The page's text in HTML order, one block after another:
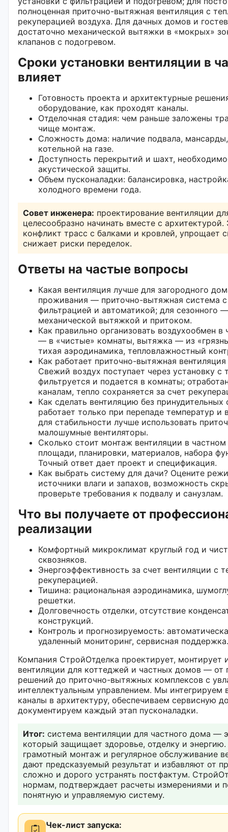
полноценная приточно-вытяжная вентиляция с
рекуперацией воздуха. Для дачных домов и
достаточно механической вытяжки в «мокрых»
клапанов с подогревом.
Сроки установки вентиляции в
влияет
Готовность проекта и архитектурные
оборудование, как проходят каналы.
Отделочная стадия: чем раньше заложены
чище монтаж.
Сложность дома: наличие подвала,
котельной на газе.
Доступность перекрытий и шахт,
акустической защиты.
Объем пусконаладки: балансировка,
холодного времени года.
Совет инженера: проектирование вентиляции
целесообразно начинать вместе с
конфликт трасс с балками и кровлей, упрощает
снижает риски переделок.
Ответы на частые вопросы
Какая вентиляция лучше для загородного
проживания — приточно-вытяжная система с
фильтрацией и автоматикой; для сезонного
механической вытяжкой и притоком.
Как правильно организовать воздухообмен
— в «чистые» комнаты, вытяжка — из
тихая аэродинамика, тепловлажностный
Как работает приточно-вытяжная
Свежий воздух поступает через установку с
фильтруется и подается в комнаты;
каналам, тепло сохраняется за счет
Как сделать вентиляцию без принудительных
работает только при перепаде температур и
для стабильности лучше использовать
малошумные вентиляторы.
Сколько стоит монтаж вентиляции в
площади, планировки, материалов, набора
Точный ответ дает проект и спецификация.
Как выбрать систему для дачи? Оцените
источники влаги и запахов, возможность
проверьте требования к подвалу и санузлам.
Что вы получаете от
реализации
Комфортный микроклимат круглый год и
сквозняков.
Энергоэффективность за счет вентиляции с
рекуперацией.
Тишина: рациональная аэродинамика,
решетки.
Долговечность отделки, отсутствие
конструкций.
Контроль и прогнозируемость:
удаленный мониторинг, сервисная поддержка.
Компания СтройОтделка проектирует, монтирует
вентиляции для коттеджей и частных домов —
решений до приточно-вытяжных комплексов с
интеллектуальным управлением. Мы интегрируем
каналы в архитектуру, обеспечиваем сервисную
документируем каждый этап пусконаладки.
Итог: система вентиляции для частного дома —
который защищает здоровье, отделку и
грамотный монтаж и регулярное обслуживание
дают предсказуемый результат и избавляют от
сложно и дорого устранять постфактум.
нормам, подтверждает расчеты измерениями и
понятную и управляемую систему.
Чек-лист запуска: